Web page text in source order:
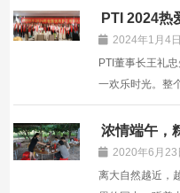
方式，也是一种
伙伴们又迎来了
甜可口...
PTI 2024热
2024年1月4日
PTI董事长王礼
一欢乐时光。整
开帷幕。员工们
目，将气氛推向
作，展现出PTI大
浓情端午，
2020年6月23
离大自然越近，